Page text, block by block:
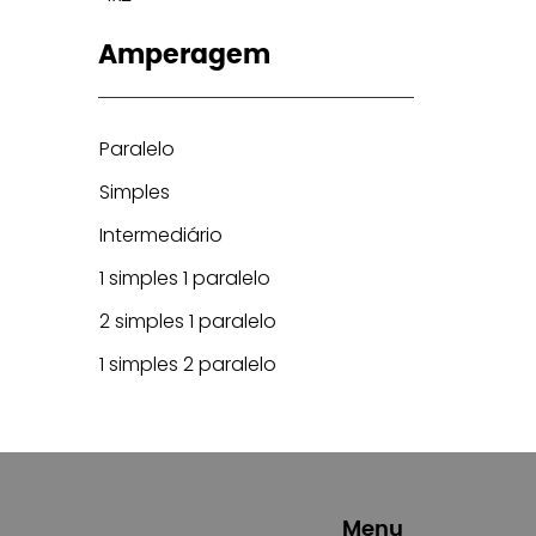
Amperagem
Paralelo
Simples
Intermediário
1 simples 1 paralelo
2 simples 1 paralelo
1 simples 2 paralelo
Menu